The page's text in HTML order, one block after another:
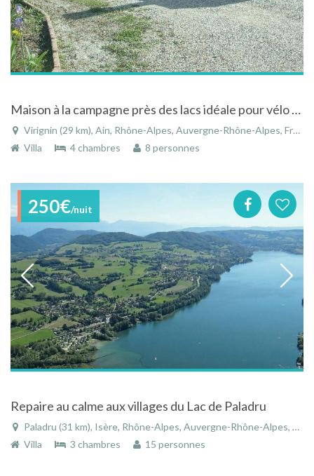
Maison à la campagne près des lacs idéale pour vélo et ballades à Virignin dans l'Ain en Rhône-Alpes
Virignin (29 km), Ain, Rhône-Alpes, Auvergne-Rhône-Alpes, France
Villa
4 chambres 8 personnes
250€/nuit
Repaire au calme aux villages du Lac de Paladru
Paladru (31 km), Isère, Rhône-Alpes, Auvergne-Rhône-Alpes, France
Villa
3 chambres 15 personnes